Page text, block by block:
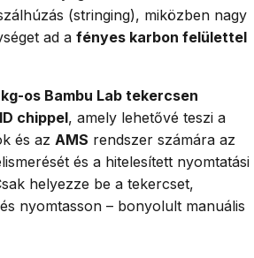
(stringing), miközben nagy
ad a fényes karbon felülettel
kg-os Bambu Lab tekercsen
chippel, amely lehetővé teszi a
és az AMS rendszer számára az
és a hitelesített nyomtatási
helyezze be a tekercset,
nyomtasson – bonyolult manuális